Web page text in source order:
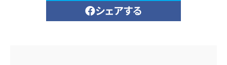
シェアする